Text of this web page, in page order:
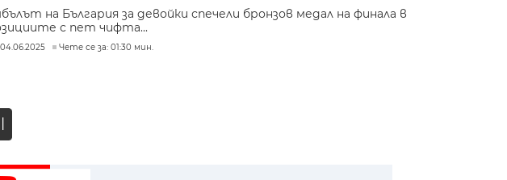
на България за девойки спечели бронзов медал на финала в
с пет чифта...
Чете се за: 01:30 мин.